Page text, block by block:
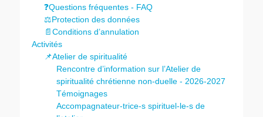
❓Questions fréquentes - FAQ
⚖️Protection des données
📄Conditions d’annulation
Activités
📌Atelier de spiritualité
Rencontre d’information sur l’Atelier de
spiritualité chrétienne non-duelle - 2026-2027
Témoignages
Accompagnateur-trice-s spirituel-le-s de